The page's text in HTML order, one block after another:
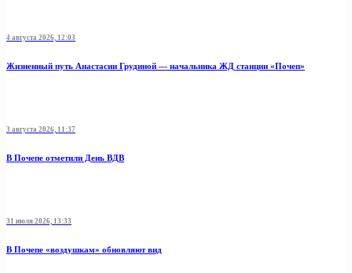
4 августа 2026, 12:03
Жизненный путь Анастасии Грудиной — начальника ЖД станции «Почеп»
3 августа 2026, 11:37
В Почепе отметили День ВДВ
31 июля 2026, 13:33
В Почепе «воздушкам» обновляют вид